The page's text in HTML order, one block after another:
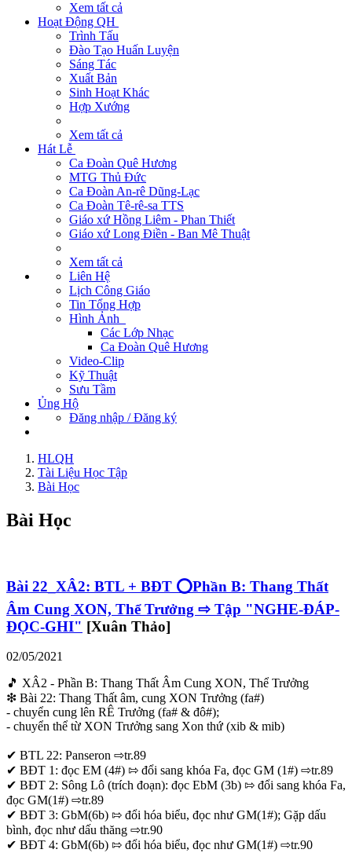
Xem tất cả
Hoạt Động QH
Trình Tấu
Đào Tạo Huấn Luyện
Sáng Tác
Xuất Bản
Sinh Hoạt Khác
Hợp Xướng
Xem tất cả
Hát Lễ
Ca Đoàn Quê Hương
MTG Thủ Đức
Ca Đoàn An-rê Dũng-Lạc
Ca Đoàn Tê-rê-sa TTS
Giáo xứ Hồng Liêm - Phan Thiết
Giáo xứ Long Điền - Ban Mê Thuật
Xem tất cả
Liên Hệ
Lịch Công Giáo
Tin Tổng Hợp
Hình Ảnh
Các Lớp Nhạc
Ca Đoàn Quê Hương
Video-Clip
Kỹ Thuật
Sưu Tầm
Ủng Hộ
Đăng nhập / Đăng ký
HLQH
Tài Liệu Học Tập
Bài Học
Bài Học
Bài 22_XÂ2: BTL + BĐT ⭕Phần B: Thang Thất
Âm Cung XON, Thể Trưởng ⇨ Tập "NGHE-ĐÁP-
ĐỌC-GHI" [Xuân Thảo]
02/05/2021
🎵 XÂ2 - Phần B: Thang Thất Âm Cung XON, Thể Trưởng
❇ Bài 22: Thang Thất âm, cung XON Trưởng (fa#)
- chuyển cung lên RÊ Trưởng (fa# & đô#);
- chuyển thể từ XON Trưởng sang Xon thứ (xib & mib)
✔ BTL 22: Panseron ⇨tr.89
✔ BĐT 1: đọc EM (4#) ⇰ đổi sang khóa Fa, đọc GM (1#) ⇨tr.89
✔ BĐT 2: Sông Lô (trích đoạn): đọc EbM (3b) ⇰ đổi sang khóa Fa,
đọc GM(1#) ⇨tr.89
✔ BĐT 3: GbM(6b) ⇰ đổi hóa biểu, đọc như GM(1#); Gặp dấu
bình, đọc như dấu thăng ⇨tr.90
✔ BĐT 4: GbM(6b) ⇰ đổi hóa biểu, đọc như GM(1#) ⇨tr.90